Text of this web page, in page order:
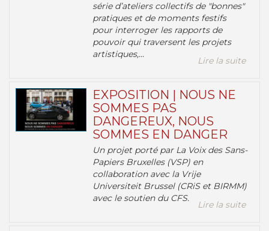
série d’ateliers collectifs de "bonnes"
pratiques et de moments festifs
pour interroger les rapports de
pouvoir qui traversent les projets
artistiques,...
Lire la suite
EXPOSITION | NOUS NE
SOMMES PAS
DANGEREUX, NOUS
SOMMES EN DANGER
Un projet porté par La Voix des Sans-
Papiers Bruxelles (VSP) en
collaboration avec la Vrije
Universiteit Brussel (CRiS et BIRMM)
avec le soutien du CFS.
Lire la suite